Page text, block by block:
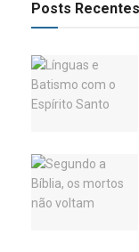
Posts Recentes